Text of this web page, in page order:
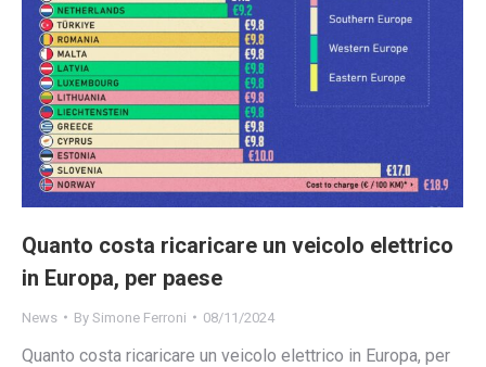
Quanto costa ricaricare un veicolo elettrico
in Europa, per paese
News By Simone Ferroni 08/11/2024
Quanto costa ricaricare un veicolo elettrico in Europa, per